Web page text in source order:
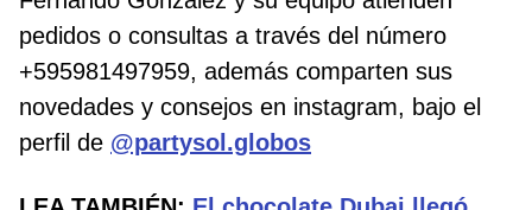
pedidos o consultas a través del número
+595981497959, además comparten sus
novedades y consejos en instagram, bajo el
perfil de @partysol.globos